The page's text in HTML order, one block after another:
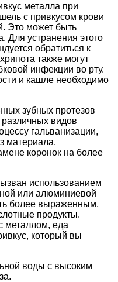
металла при
с привкусом крови
Это может быть
Для устранения этого
обратиться к
также могут
инфекции во рту.
и кашле необходимо
зубных протезов
различных видов
гальванизации,
материала.
коронок на более
использованием
или алюминиевой
более выраженным,
продукты.
металлом, еда
который вы
воды с высоким